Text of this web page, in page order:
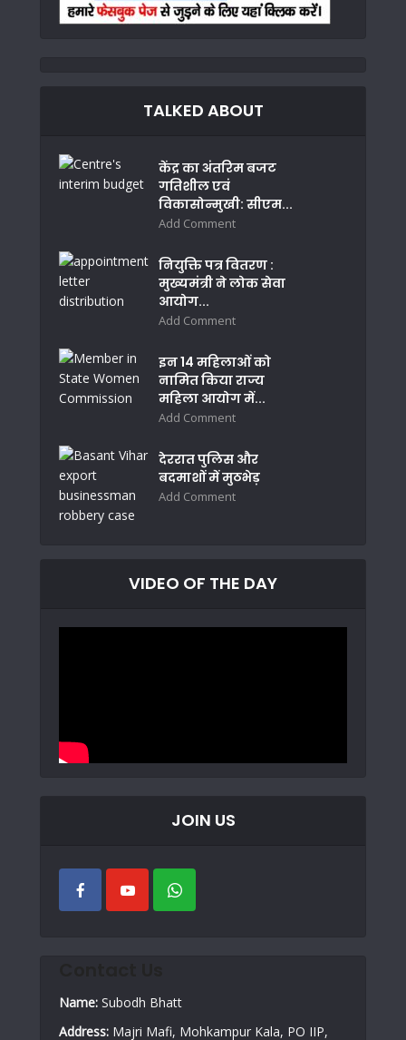
TALKED ABOUT
केंद्र का अंतरिम बजट
गतिशील एवं
विकासोन्मुखी: सीएम...
Add Comment
नियुक्ति पत्र वितरण :
मुख्यमंत्री ने लोक सेवा
आयोग...
Add Comment
इन 14 महिलाओं को
नामित किया राज्य
महिला आयोग में...
Add Comment
देररात पुलिस और
बदमाशों में मुठभेड़
Add Comment
VIDEO OF THE DAY
JOIN US
Name: Subodh Bhatt
Address: Majri Mafi, Mohkampur Kala, PO IIP,